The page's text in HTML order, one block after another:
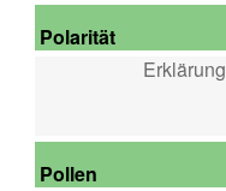
Polarität
Erklärung
Pollen